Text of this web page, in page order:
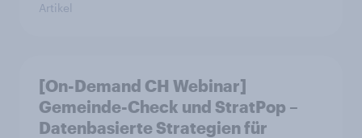
Artikel
[On-Demand CH Webinar]
Gemeinde-Check und StratPop –
Datenbasierte Strategien für